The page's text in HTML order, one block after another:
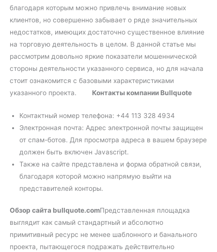
благодаря которым можно привлечь внимание новых
клиентов, но совершенно забывает о ряде значительных
недостатков, имеющих достаточно существенное влияние
на торговую деятельность в целом. В данной статье мы
рассмотрим довольно яркие показатели мошеннической
стороны деятельности указанного сервиса, но для начала
стоит ознакомится с базовыми характеристиками
указанного проекта. Контакты компании Bullquote
Контактный номер телефона: +44 113 328 4934
Электронная почта: Адрес электронной почты защищен
от спам-ботов. Для просмотра адреса в вашем браузере
должен быть включен Javascript.
Также на сайте представлена и форма обратной связи,
благодаря которой можно напрямую выйти на
представителей конторы.
Обзор сайта bullquote.comПредставленная площадка
выглядит как самый стандартный и абсолютно
примитивный ресурс не менее шаблонного и банального
проекта, пытающегося подражать действительно